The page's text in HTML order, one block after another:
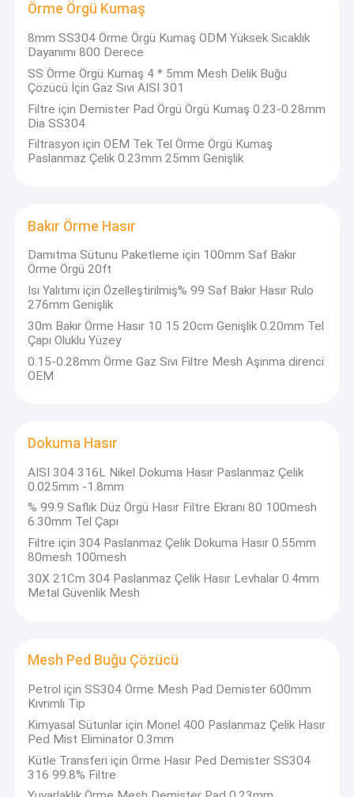
Ürünler
VR Gösterisi
Hakkımızda
Fabrika turu
Durumlar
Örme Hasır
Örme Hasır Conta
Hasır Yıkayıcı
Paslanmaz Çelik Temizleme Topu
örme tel örgü bant
Metal Yastık Amortisörleri
Örme Örgü Kumaş
Dokuma Hasır
Mesh Ped Buğu Çözücü
Alüminyum Folyo Hasır
Alüminyum Filtre Kafesi
Örme Örgü Kumaş
8mm SS304 Örme Örgü Kumaş ODM Yüksek Sıcaklık
Dayanımı 800 Derece
SS Örme Örgü Kumaş 4 * 5mm Mesh Delik Buğu
Çözücü İçin Gaz Sıvı AISI 301
Filtre için Demister Pad Örgü Örgü Kumaş 0.23-0.28mm
Dia SS304
Filtrasyon için OEM Tek Tel Örme Örgü Kumaş
Paslanmaz Çelik 0.23mm 25mm Genişlik
Bakır Örme Hasır
Damıtma Sütunu Paketleme için 100mm Saf Bakır
Örme Örgü 20ft
Isı Yalıtımı için Özelleştirilmiş% 99 Saf Bakır Hasır Rulo
276mm Genişlik
30m Bakır Örme Hasır 10 15 20cm Genişlik 0.20mm Tel
Çapı Oluklu Yüzey
0.15-0.28mm Örme Gaz Sıvı Filtre Mesh Aşınma direnci
OEM
Dokuma Hasır
AISI 304 316L Nikel Dokuma Hasır Paslanmaz Çelik
0.025mm -1.8mm
% 99.9 Saflık Düz Örgü Hasır Filtre Ekranı 80 100mesh
6.30mm Tel Çapı
Filtre için 304 Paslanmaz Çelik Dokuma Hasır 0.55mm
80mesh 100mesh
30X 21Cm 304 Paslanmaz Çelik Hasır Levhalar 0.4mm
Metal Güvenlik Mesh
Mesh Ped Buğu Çözücü
Petrol için SS304 Örme Mesh Pad Demister 600mm
Kıvrımlı Tip
Kimyasal Sütunlar için Monel 400 Paslanmaz Çelik Hasır
Ped Mist Eliminator 0.3mm
Kütle Transferi için Örme Hasır Ped Demister SS304
316 99.8% Filtre
"Anping Zhaotong Metal Netleştirme Co, Ltd, 20
yılı aşkın bir süredir bu hatla uğraşan ve tel örgü
araştırma, tasarım, üretim, satış ve satış sonrası
hizmetlerde zengin deneyime sahip profesyonel bir
tel örgü fabrikasıdır. Ve her zaman şirket
kurulduğundan beri "" Kalite ilk putation en yüksek,
Müşteri memnuniyeti bizim sonsuz arayışımızdır"
felsefesinde devam etmektedir.
Şirketimiz, eksiksiz özelliklerle birlikte tam kapsamlı
makine ve ileri teknolojiyi benimsiyoruz.Ağırlıklı
olarak ürün şunları içerir: Küçük paslanmaz çelik tel,
metal hollandalı filtre tel örgü, yüksek hassasiyetli
metal kare tel örgü, petrol, kimya ve sanayi için her
türlü filtre tel örgü, pirinç ve kırmızı bakır tel örgü, vb.
Ayrıca her türlü üretebiliriz. Belirtilen çizim ve derin
işleme tel örgü ürünlerine göre özel tel örgü.
Biz dürüst üretici, güvenilir alıcılarınıza herhangi bir
yardımda bulunmayı bekliyoruz, lütfen şirketimiz ve
ürünlerimiz hakkında daha fazla bilgi sahibi olmak
istiyorsanız bizimle iletişime geçmekten
çekinmeyin.Şirketimiz, zorlu pazar ortamında
rekabetçi fiyatlarla iyi hizmetlerle mükemmel kalite
sunabilir."